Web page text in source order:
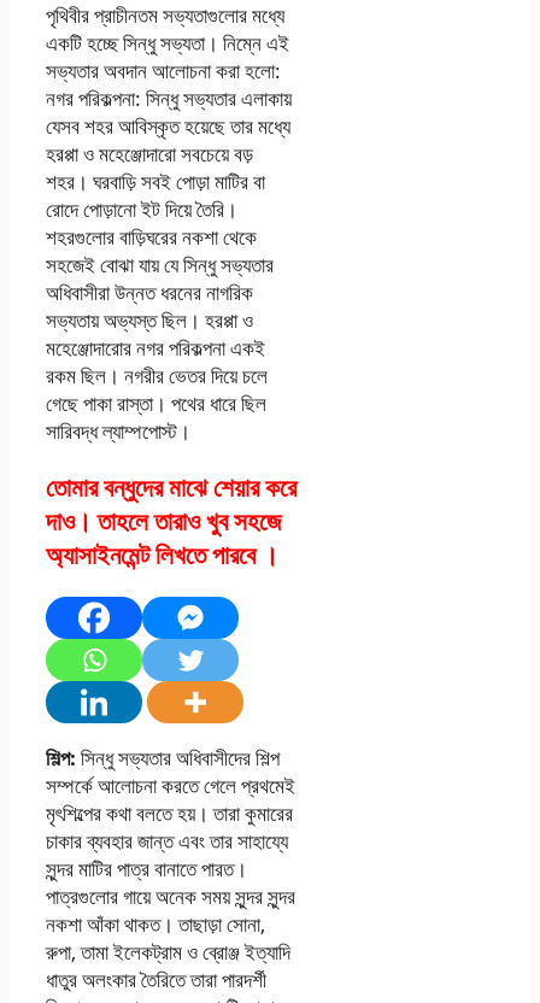
পৃথিবীর প্রাচীনতম সভ্যতাগুলাের মধ্যে
একটি হচ্ছে সিন্ধু সভ্যতা। নিম্নে এই
সভ্যতার অবদান আলােচনা করা হলাে:
নগর পরিকল্পনা: সিন্ধু সভ্যতার এলাকায়
যেসব শহর আবিস্কৃত হয়েছে তার মধ্যে
হরপ্পা ও মহেঞ্জোদারাে সবচেয়ে বড়
শহর। ঘরবাড়ি সবই পােড়া মাটির বা
রােদে পােড়ানাে ইট দিয়ে তৈরি।
শহরগুলাের বাড়িঘরের নকশা থেকে
সহজেই বােঝা যায় যে সিন্ধু সভ্যতার
অধিবাসীরা উন্নত ধরনের নাগরিক
সভ্যতায় অভ্যস্ত ছিল। হরপ্পা ও
মহেঞ্জোদারাের নগর পরিকল্পনা একই
রকম ছিল। নগরীর ভেতর দিয়ে চলে
গেছে পাকা রাস্তা। পথের ধারে ছিল
সারিবদ্ধ ল্যাম্পপােস্ট।
তোমার বন্ধুদের মাঝে শেয়ার করে
দাও। তাহলে তারাও খুব সহজে
অ্যাসাইনমেন্ট লিখতে পারবে ।
শিল্প: সিন্ধু সভ্যতার অধিবাসীদের শিল্প
সম্পর্কে আলােচনা করতে গেলে প্রথমেই
মৃৎশিল্পের কথা বলতে হয়। তারা কুমারের
চাকার ব্যবহার জান্ত এবং তার সাহায্যে
সুন্দর মাটির পাত্র বানাতে পারত।
পাত্রগুলাের গায়ে অনেক সময় সুন্দর সুন্দর
নকশা আঁকা থাকত। তাছাড়া সােনা,
রুপা, তামা ইলেকট্রাম ও ব্রোঞ্জ ইত্যাদি
ধাতুর অলংকার তৈরিতে তারা পারদর্শী